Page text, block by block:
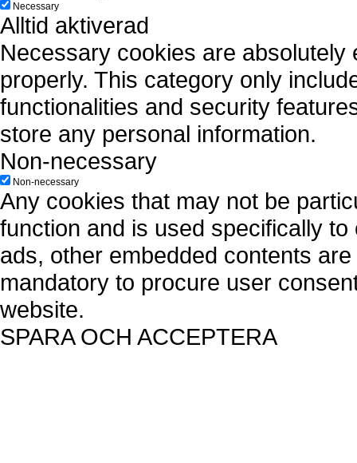
Necessary
Alltid aktiverad
Necessary cookies are
properly. This category only
functionalities and security
store any personal information.
Non-necessary
Non-necessary
Any cookies that may not be
function and is used specifically
ads, other embedded contents
mandatory to procure user
website.
SPARA OCH ACCEPTERA